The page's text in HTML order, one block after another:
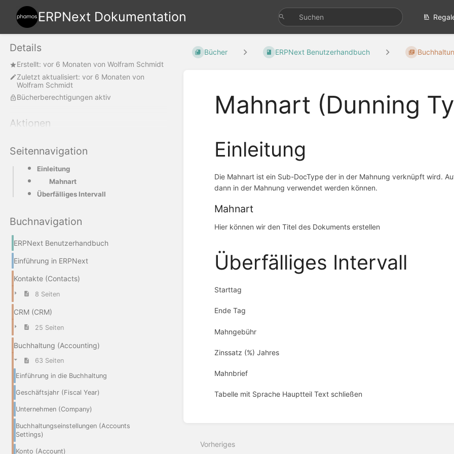
ERPNext Dokumentation
Details
Erstellt: vor 6 Monaten von Wolfram Schmidt
Zuletzt aktualisiert: vor 6 Monaten von
Wolfram Schmidt
Bücherberechtigungen aktiv
Aktionen
Seitennavigation
Einleitung
Mahnart
Überfälliges Intervall
Buchnavigation
ERPNext Benutzerhandbuch
Einführung in ERPNext
Kontakte (Contacts)
8 Seiten
CRM (CRM)
25 Seiten
Buchhaltung (Accounting)
63 Seiten
Einführung in die Buchhaltung
Geschäftsjahr (Fiscal Year)
Unternehmen (Company)
Buchhaltungseinstellungen (Accounts
Settings)
Konto (Account)
Bücher ERPNext Benutzerhandbuch
Mahnart (Dunning
Einleitung
Die Mahnart ist ein Sub-DocType der in der Mahnung verknüpft wird.
dann in der Mahnung verwendet werden können.
Mahnart
Hier können wir den Titel des Dokuments erstellen
Überfälliges Intervall
Starttag
Ende Tag
Mahngebühr
Zinssatz (%) Jahres
Mahnbrief
Tabelle mit Sprache Hauptteil Text schließen
aktivieren
Vorheriges